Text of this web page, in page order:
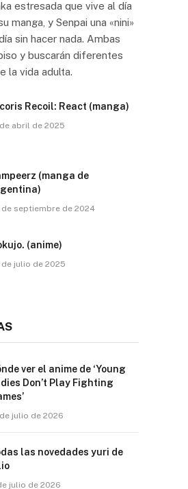
estresada que vive al día
manga, y Senpai una «nini»
sin hacer nada. Ambas
y buscarán diferentes
la vida adulta.
Recoil: React (manga)
abril de 2025
(manga de
de septiembre de 2024
(anime)
de julio de 2025
ver el anime de ‘Young
Don’t Play Fighting
julio de 2026
las novedades yuri de
julio de 2026